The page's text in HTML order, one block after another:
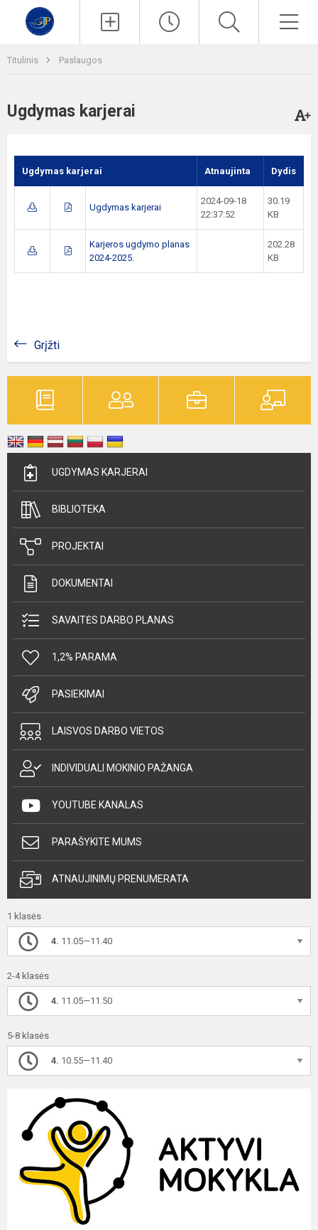
Titulinis Paslaugos
Ugdymas karjerai
Ugdymas karjerai Atnaujinta Dydis
Ugdymas karjerai
2024-09-18
22:37:52
30.19
KB
Karjeros ugdymo planas
2024-2025.
202.28
KB
Grįžti
UGDYMAS KARJERAI
BIBLIOTEKA
PROJEKTAI
DOKUMENTAI
SAVAITĖS DARBO PLANAS
1,2% PARAMA
PASIEKIMAI
LAISVOS DARBO VIETOS
INDIVIDUALI MOKINIO PAŽANGA
YOUTUBE KANALAS
PARAŠYKITE MUMS
ATNAUJINIMŲ PRENUMERATA
1 klasės
4. 11.05—11.40
2-4 klasės
4. 11.05—11.50
5-8 klasės
4. 10.55—11.40